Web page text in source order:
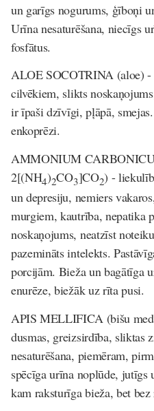
un garīgs nogurums, ģīboņi
Urīna nesaturēšana, niecīgs
fosfātus.
ALOE SOCOTRINA (aloe)-
cilvēkiem, slikts
ir īpaši dzīvīgi, pļāpā,
enkoprēzi.
AMMONIUM
2[(NH4)2CO3]CO2) -
un depresiju, nemiers
murgiem, kautrība, nepatika
noskaņojums, neatzīst
pazemināts intelekts.
porcijām. Bieža un bagātīga
enurēze, biežāk uz rīta pusi.
APIS MELLIFICA (bišu
dusmas, greizsirdība, sliktas
nesaturēšana, piemēram,
spēcīga urīna noplūde, jutīgs
kam raksturīga bieža, bet